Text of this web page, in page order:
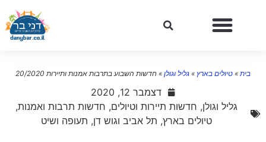
»טיולים בארץ»גליל וגולן »חדשות השבוע בתרבות אמנות ותיירות 20/2020
דצמבר 12, 2020
גליל וגולן,חדשות תיירות וטיולים,חדשות תרבות ואמנות,
טיולים בארץ,תל אביב וגוש דן,תעופה ושיט